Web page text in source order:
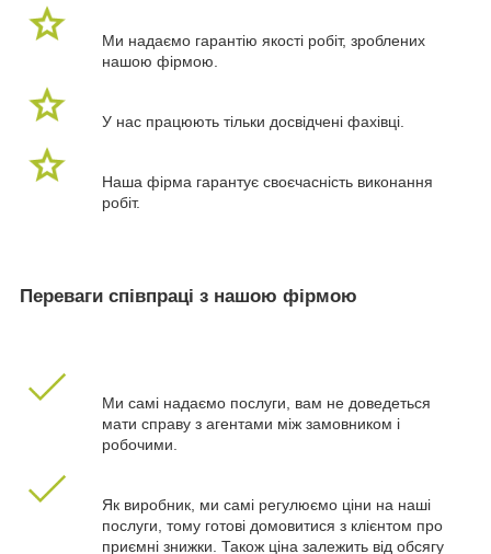
Ми надаємо гарантію якості робіт, зроблених
нашою фірмою.
У нас працюють тільки досвідчені фахівці.
Наша фірма гарантує своєчасність виконання
робіт.
Переваги співпраці з нашою фірмою
Ми самі надаємо послуги, вам не доведеться
мати справу з агентами між замовником і
робочими.
Як виробник, ми самі регулюємо ціни на наші
послуги, тому готові домовитися з клієнтом про
приємні знижки. Також ціна залежить від обсягу